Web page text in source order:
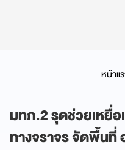
หน้าแ
มทภ.2 รุดช่วยเหยื่
ทางจราจร จัดพื้นที่